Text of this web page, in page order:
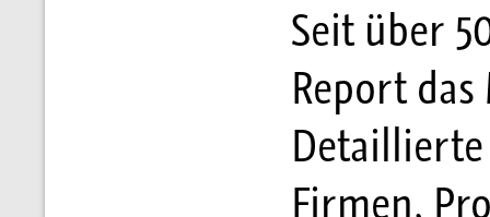
Seit über
Report
Firmen,